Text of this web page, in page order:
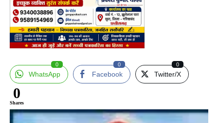
WhatsApp
0
Facebook
0
Twitter/X
0
0
Shares